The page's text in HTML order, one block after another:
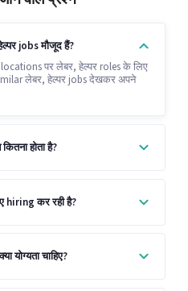
jobs मौजूद हैं?
पर लेबर, हेल्पर roles के लिए
लेबर, हेल्पर jobs देखकर अपने
होता है?
hiring कर रही है?
योग्यता चाहिए?